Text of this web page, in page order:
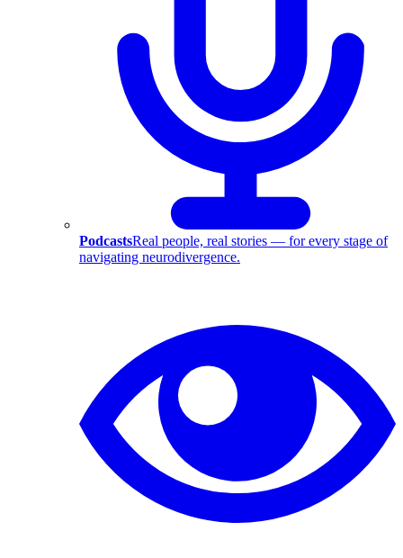
PodcastsReal people, real stories — for every stage of
navigating neurodivergence.